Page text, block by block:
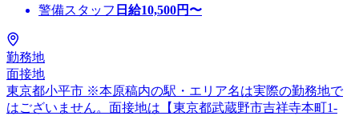
警備スタッフ 日給10,500円〜
勤務地
面接地
東京都小平市 ※本原稿内の駅・エリア名は実際の勤務地で
はございません。面接地は【東京都武蔵野市吉祥寺本町1-